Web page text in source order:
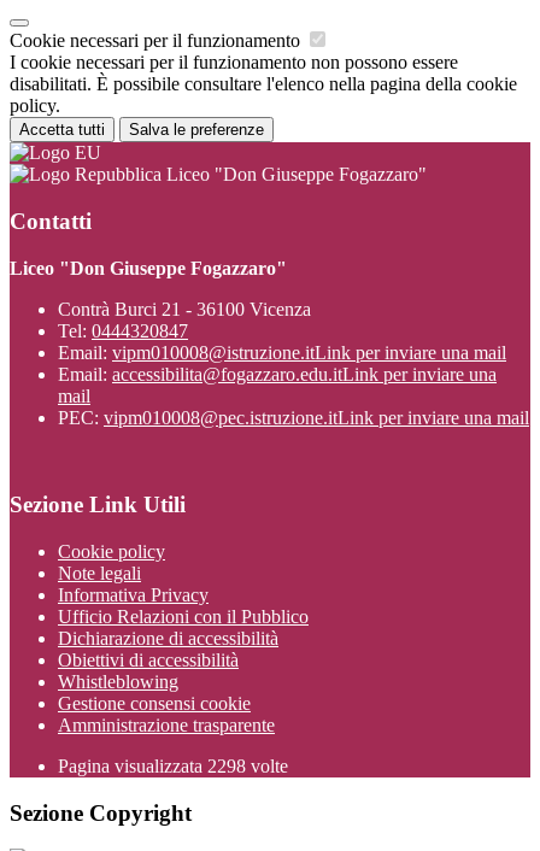
Cookie necessari per il funzionamento
I cookie necessari per il funzionamento non possono essere
disabilitati. È possibile consultare l'elenco nella pagina della cookie
policy.
Accetta tutti Salva le preferenze
Liceo "Don Giuseppe Fogazzaro"
Contatti
Liceo "Don Giuseppe Fogazzaro"
Contrà Burci 21 - 36100 Vicenza
Tel: 0444320847
Email: vipm010008@istruzione.itLink per inviare una mail
Email: accessibilita@fogazzaro.edu.itLink per inviare una
mail
PEC: vipm010008@pec.istruzione.itLink per inviare una mail
Sezione Link Utili
Cookie policy
Note legali
Informativa Privacy
Ufficio Relazioni con il Pubblico
Dichiarazione di accessibilità
Obiettivi di accessibilità
Whistleblowing
Gestione consensi cookie
Amministrazione trasparente
Pagina visualizzata 2298 volte
Sezione Copyright